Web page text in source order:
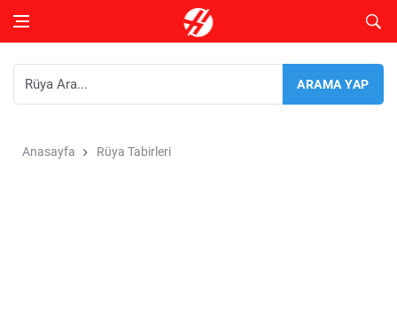
Anasayfa Rüya Tabirleri